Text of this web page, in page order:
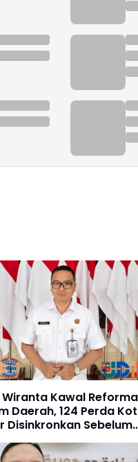
Kawal
Daerah, 124 Perda
Disinkronkan Sebelum